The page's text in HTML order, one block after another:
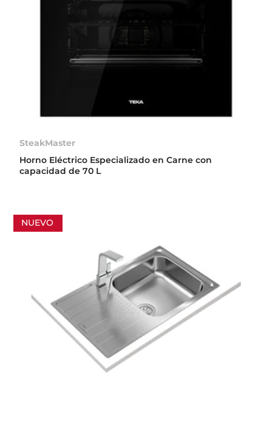
SteakMaster
Horno Eléctrico Especializado en Carne con
capacidad de 70 L
NUEVO